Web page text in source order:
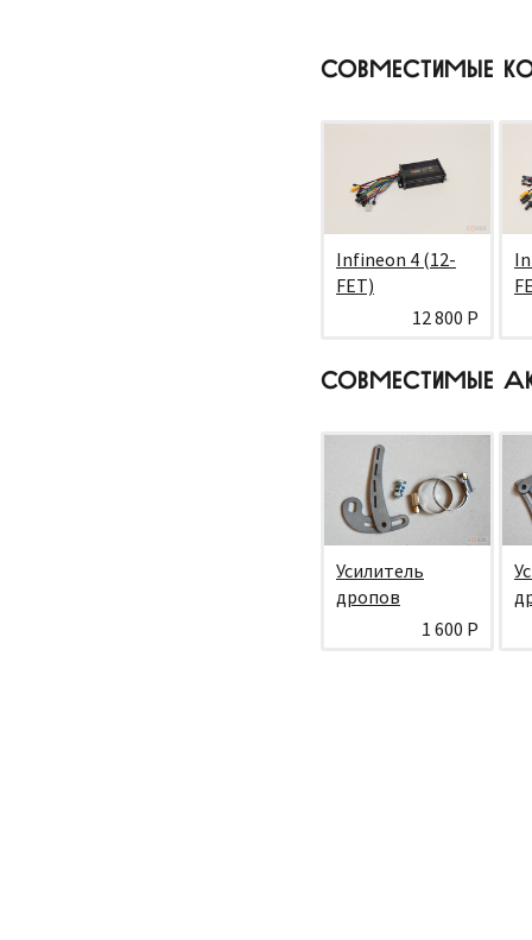
СОВМЕСТИМЫЕ
Infineon 4 (12-
FET)
12 800 Р
СОВМЕСТИМЫЕ
Усилитель
дропов
1 600 Р